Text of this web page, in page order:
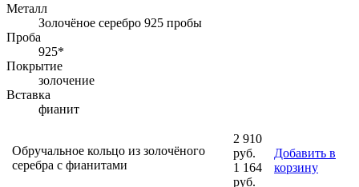
Металл
Золочёное серебро 925 пробы
Проба
925*
Покрытие
золочение
Вставка
фианит
Обручальное кольцо из золочёного
серебра с фианитами
2 910
руб.
1 164
руб.
Добавить в
корзину